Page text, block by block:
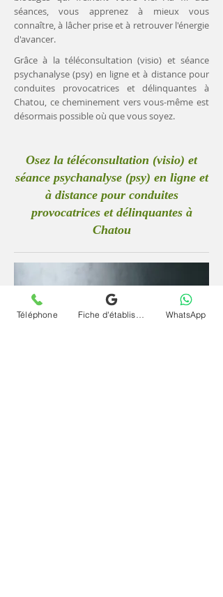
séances, vous apprenez à mieux vous
connaître, à lâcher prise et à retrouver l'énergie
d'avancer.
Grâce à la téléconsultation (visio) et séance
psychanalyse (psy) en ligne et à distance pour
conduites provocatrices et délinquantes à
Chatou, ce cheminement vers vous-même est
désormais possible où que vous soyez.
Osez la téléconsultation (visio) et
séance psychanalyse (psy) en ligne et
à distance pour conduites
provocatrices et délinquantes à
Chatou
Téléphone WhatsApp